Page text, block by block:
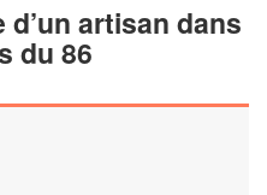
artisan dans
du 86